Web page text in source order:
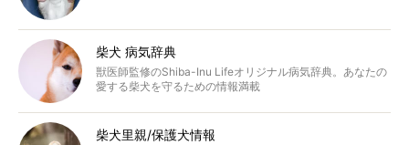
柴犬 病気辞典
獣医師監修のShiba-Inu Lifeオリジナル病気辞典。あなたの
愛する柴犬を守るための情報満載
柴犬里親/保護犬情報